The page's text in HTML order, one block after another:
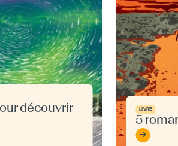
découvrir
LIVRE
5